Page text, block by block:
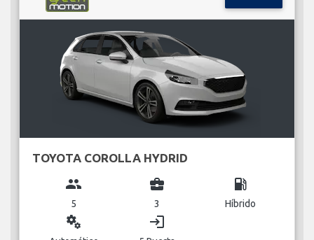
TOYOTA COROLLA HYDRID
group
5
business_center
3
local_gas_station
Híbrido
miscellaneous_services login